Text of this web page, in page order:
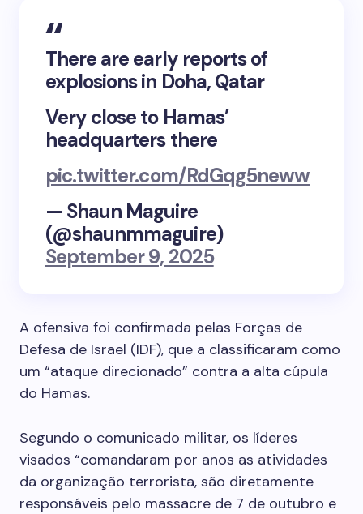
There are early reports of
explosions in Doha, Qatar
Very close to Hamas’
headquarters there
pic.twitter.com/RdGqg5neww
— Shaun Maguire
(@shaunmmaguire)
September 9, 2025
A ofensiva foi confirmada pelas Forças de
Defesa de Israel (IDF), que a classificaram como
um “ataque direcionado” contra a alta cúpula
do Hamas.
Segundo o comunicado militar, os líderes
visados “comandaram por anos as atividades
da organização terrorista, são diretamente
responsáveis pelo massacre de 7 de outubro e